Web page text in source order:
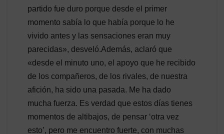
partido fue duro porque desde el primer
momento sabía lo que había porque lo he
vivido antes y las sensaciones eran muy
parecidas», desveló.Además, aclaró que
«desde el minuto uno, el apoyo que he recibido
de los compañeros, de los rivales, de nuestra
afición, ha sido una pasada. Me ha dado
mucha fuerza. Es verdad que estos días tienes
momentos de altibajos, de pensar ‘otra vez
esto’, pero me encuentro fuerte, con muchas